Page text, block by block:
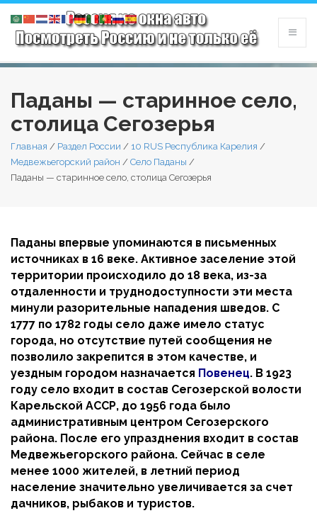
Паданы — старинное село,
столица Сегозерья
Главная / Раздел России / 10 RUS Республика Карелия /
Медвежьегорский район / Село Паданы /
Паданы — старинное село, столица Сегозерья
Паданы впервые упоминаются в письменных
источниках в 16 веке. Активное заселение этой
территории происходило до 18 века, из-за
отдаленности и труднодоступности эти места
минули разорительные нападения шведов. С
1777 по 1782 годы село даже имело статус
города, но отсутствие путей сообщения не
позволило закрепится в этом качестве, и
уездным городом назначается Повенец. В 1923
году село входит в состав Сегозерской волости
Карельской АССР, до 1956 года было
административным центром Сегозерского
района. После его упразднения входит в состав
Медвежьегорского района. Сейчас в селе
менее 1000 жителей, в летний период
население значительно увеличивается за счет
дачников, рыбаков и туристов.